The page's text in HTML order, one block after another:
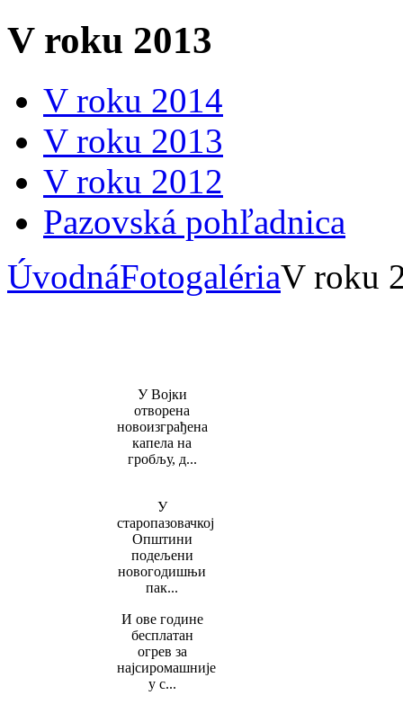
V roku 2013
V roku 2014
V roku 2013
V roku 2012
Pazovská pohľadnica
ÚvodnáFotogalériaV roku
У Војки
отворена
новоизграђена
капела на
гробљу, д...
У
старопазовачкој
Општини
подељени
новогодишњи
пак...
И ове године
бесплатан
огрев за
најсиромашније
у с...